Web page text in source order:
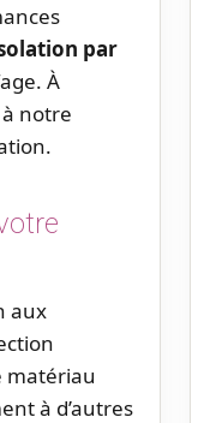
par
À
notre
aux
matériau
à d’autres